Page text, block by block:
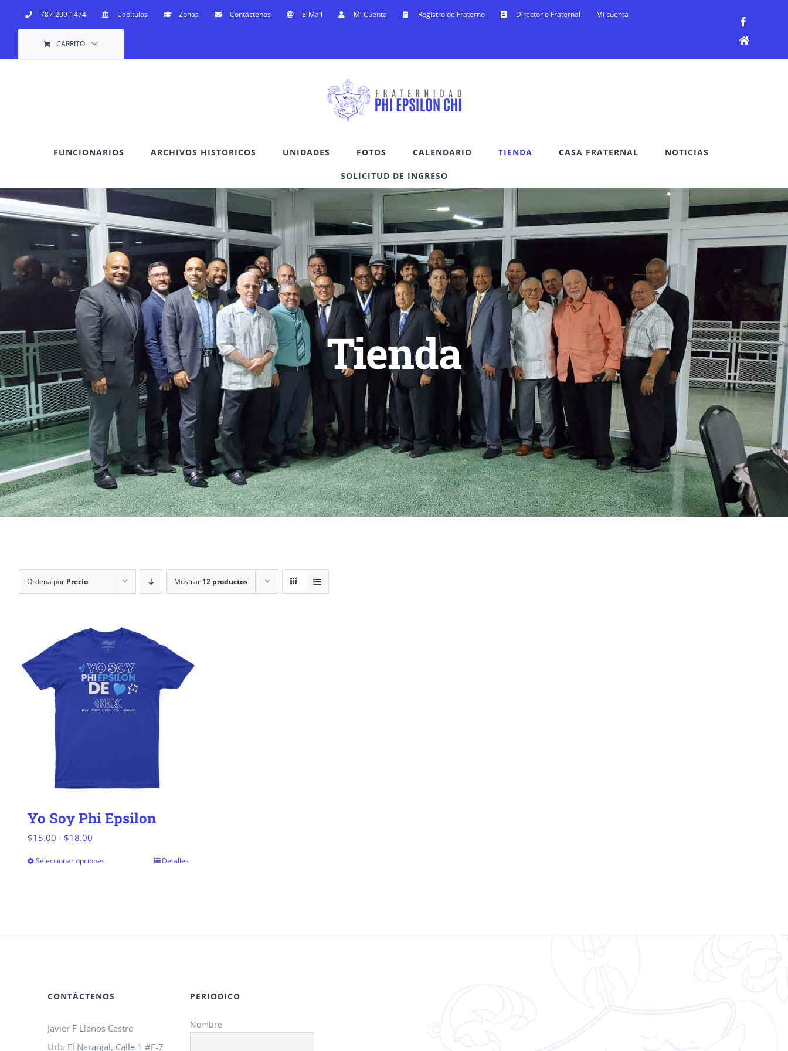
787-209-1474 Capitulos Zonas Contáctenos E-Mail Mi Cuenta Registro de Fraterno Directorio Fraternal Mi cuenta
CARRITO
Facebook
FUNCIONARIOS ARCHIVOS HISTORICOS UNIDADES FOTOS CALENDARIO TIENDA CASA FRATERNAL NOTICIAS
SOLICITUD DE INGRESO
Tienda
Ordena por Precio Mostrar 12 productos
Yo Soy Phi Epsilon
$15.00 - $18.00
hasta
Seleccionar opcionesEste
se
elegir
Detalles
CONTÁCTENOS
Javier F Llanos Castro
Urb. El Naranjal, Calle 1 #F-7
PERIODICO
Nombre